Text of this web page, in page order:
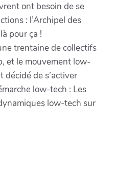
ont besoin de se
: l’Archipel des
pour ça !
trentaine de collectifs
et le mouvement low-
décidé de s’activer
low-tech : Les
low-tech sur